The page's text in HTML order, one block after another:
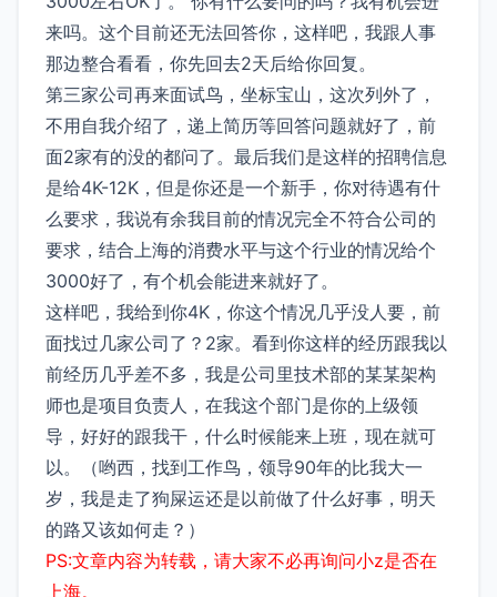
来吗。这个目前还无法回答你，这样吧，我跟人事
那边整合看看，你先回去2天后给你回复。
第三家公司再来面试鸟，坐标宝山，这次列外了，
不用自我介绍了，递上简历等回答问题就好了，前
面2家有的没的都问了。最后我们是这样的招聘信息
是给4K-12K，但是你还是一个新手，你对待遇有什
么要求，我说有余我目前的情况完全不符合公司的
要求，结合上海的消费水平与这个行业的情况给个
3000好了，有个机会能进来就好了。
这样吧，我给到你4K，你这个情况几乎没人要，前
面找过几家公司了？2家。看到你这样的经历跟我以
前经历几乎差不多，我是公司里技术部的某某架构
师也是项目负责人，在我这个部门是你的上级领
导，好好的跟我干，什么时候能来上班，现在就可
以。（哟西，找到工作鸟，领导90年的比我大一
岁，我是走了狗屎运还是以前做了什么好事，明天
的路又该如何走？）
PS:文章内容为转载，请大家不必再询问小z是否在
上海。